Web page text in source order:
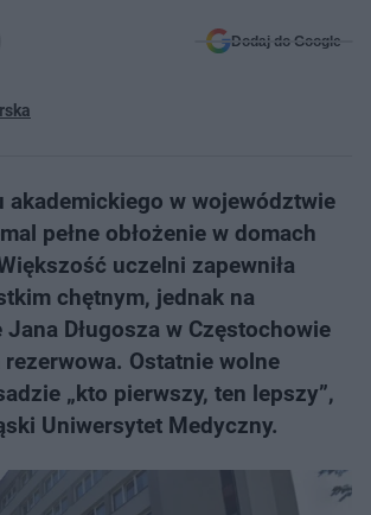
Dodaj do Google
akademickiego w województwie
pełne obłożenie w domach
uczelni zapewniła
chętnym, jednak na
Długosza w Częstochowie
rezerwowa. Ostatnie wolne
„kto pierwszy, ten lepszy”,
Uniwersytet Medyczny.